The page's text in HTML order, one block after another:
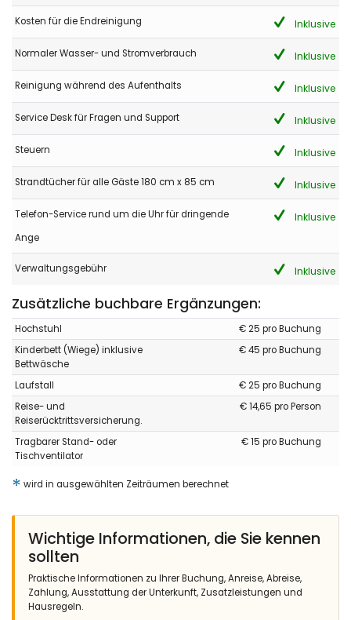
Kosten für die Endreinigung Inklusive
Normaler Wasser- und Stromverbrauch Inklusive
Reinigung während des Aufenthalts Inklusive
Service Desk für Fragen und Support Inklusive
Steuern Inklusive
Strandtücher für alle Gäste 180 cm x 85 cm Inklusive
Telefon-Service rund um die Uhr für dringende
Ange
Inklusive
Verwaltungsgebühr Inklusive
Zusätzliche buchbare Ergänzungen:
Hochstuhl
€ 25 pro Buchung
Kinderbett (Wiege) inklusive
Bettwäsche
€ 45 pro Buchung
Laufstall
€ 25 pro Buchung
Reise- und
Reiserücktrittsversicherung.
€ 14,65 pro Person
Tragbarer Stand- oder
Tischventilator
€ 15 pro Buchung
* wird in ausgewählten Zeiträumen berechnet
Wichtige Informationen, die Sie kennen
sollten
Praktische Informationen zu Ihrer Buchung, Anreise, Abreise,
Zahlung, Ausstattung der Unterkunft, Zusatzleistungen und
Hausregeln.